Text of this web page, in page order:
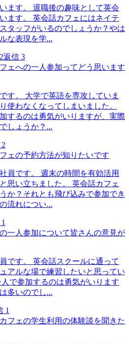
ます。 退職後の趣味として英会
ます。 英会話カフェにはネイテ
タッフがいるのでしょうか？やは
な表現を学...
返信 3
ェへの一人参加ってどう思います
す。 大学で英語を専攻していま
使わなくなってしまいました。
するのは勇気がいりますが、実際
しょうか？...
2
ェの予約方法が知りたいです
員です。 週末の時間を有効活用
思い立ちました。 英会話カフェ
か？それとも飛び込みで参加でき
流れについ...
1
一人参加について皆さんの意見が
です。 英会話スクールに通って
アルな場で練習したいと思ってい
で参加するのは勇気がいります
多いのでし...
1
フェの学生利用の体験談を聞きた